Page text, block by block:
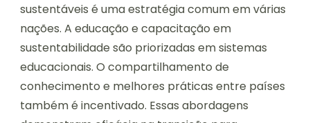
sustentáveis é uma estratégia comum em várias
nações. A educação e capacitação em
sustentabilidade são priorizadas em sistemas
educacionais. O compartilhamento de
conhecimento e melhores práticas entre países
também é incentivado. Essas abordagens